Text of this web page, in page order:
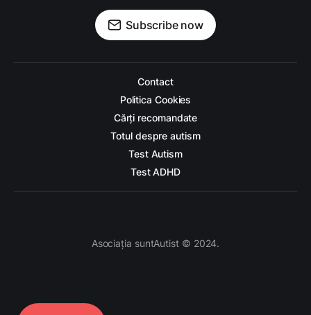
Subscribe now
Contact
Politica Cookies
Cărți recomandate
Totul despre autism
Test Autism
Test ADHD
Asociația suntAutist © 2024.